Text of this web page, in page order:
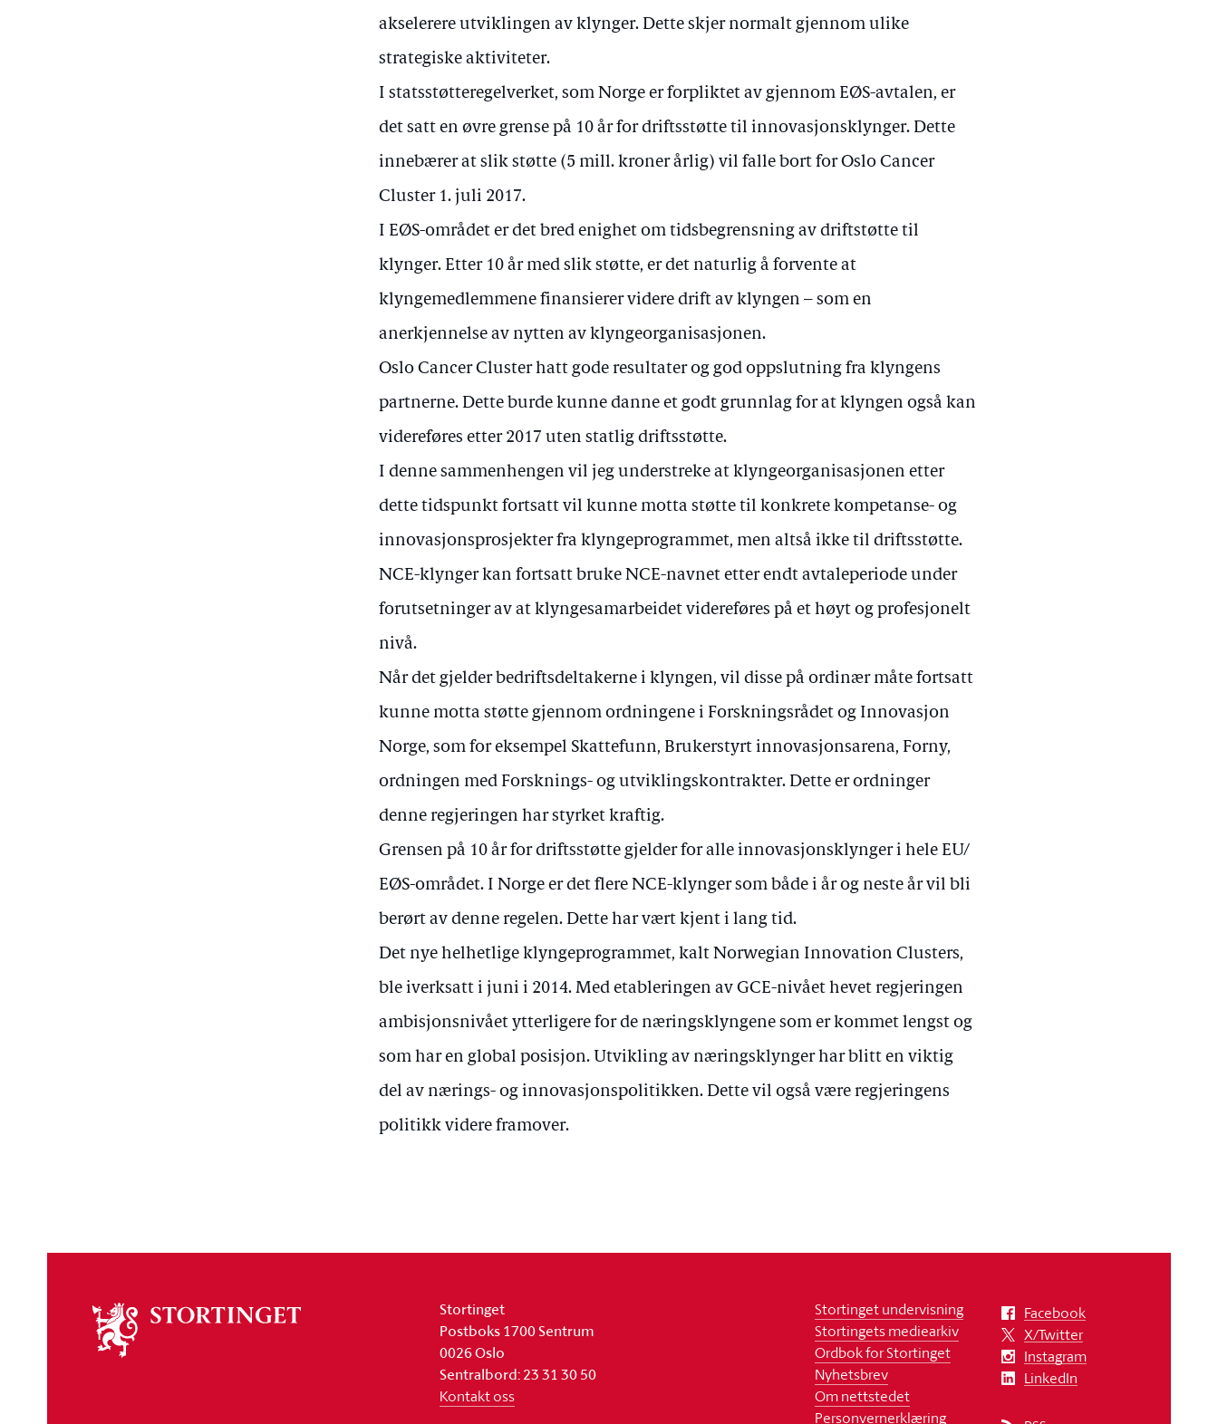
akselerere utviklingen av klynger. Dette skjer normalt gjennom ulike
strategiske aktiviteter.
I statsstøtteregelverket, som Norge er forpliktet av gjennom EØS-avtalen, er
det satt en øvre grense på 10 år for driftsstøtte til innovasjonsklynger. Dette
innebærer at slik støtte (5 mill. kroner årlig) vil falle bort for Oslo Cancer
Cluster 1. juli 2017.
I EØS-området er det bred enighet om tidsbegrensning av driftstøtte til
klynger. Etter 10 år med slik støtte, er det naturlig å forvente at
klyngemedlemmene finansierer videre drift av klyngen – som en
anerkjennelse av nytten av klyngeorganisasjonen.
Oslo Cancer Cluster hatt gode resultater og god oppslutning fra klyngens
partnerne. Dette burde kunne danne et godt grunnlag for at klyngen også kan
videreføres etter 2017 uten statlig driftsstøtte.
I denne sammenhengen vil jeg understreke at klyngeorganisasjonen etter
dette tidspunkt fortsatt vil kunne motta støtte til konkrete kompetanse- og
innovasjonsprosjekter fra klyngeprogrammet, men altså ikke til driftsstøtte.
NCE-klynger kan fortsatt bruke NCE-navnet etter endt avtaleperiode under
forutsetninger av at klyngesamarbeidet videreføres på et høyt og profesjonelt
nivå.
Når det gjelder bedriftsdeltakerne i klyngen, vil disse på ordinær måte fortsatt
kunne motta støtte gjennom ordningene i Forskningsrådet og Innovasjon
Norge, som for eksempel Skattefunn, Brukerstyrt innovasjonsarena, Forny,
ordningen med Forsknings- og utviklingskontrakter. Dette er ordninger
denne regjeringen har styrket kraftig.
Grensen på 10 år for driftsstøtte gjelder for alle innovasjonsklynger i hele EU/
EØS-området. I Norge er det flere NCE-klynger som både i år og neste år vil bli
berørt av denne regelen. Dette har vært kjent i lang tid.
Det nye helhetlige klyngeprogrammet, kalt Norwegian Innovation Clusters,
ble iverksatt i juni i 2014. Med etableringen av GCE-nivået hevet regjeringen
ambisjonsnivået ytterligere for de næringsklyngene som er kommet lengst og
som har en global posisjon. Utvikling av næringsklynger har blitt en viktig
del av nærings- og innovasjonspolitikken. Dette vil også være regjeringens
politikk videre framover.
stortinget
Stortinget
Postboks 1700 Sentrum
0026 Oslo
Sentralbord: 23 31 30 50
Kontakt oss
Stortinget undervisning
Stortingets mediearkiv
Ordbok for Stortinget
Nyhetsbrev
Om nettstedet
Personvernerklæring
Facebook
X/Twitter
Instagram
LinkedIn